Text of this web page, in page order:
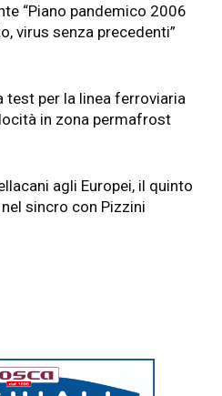
“Piano pandemico 2006
virus senza precedenti”
test per la linea ferroviaria
in zona permafrost
agli Europei, il quinto
sincro con Pizzini